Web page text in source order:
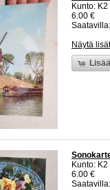
Kunto:
6.00 €
Näytä
Kunto:
6.00 €